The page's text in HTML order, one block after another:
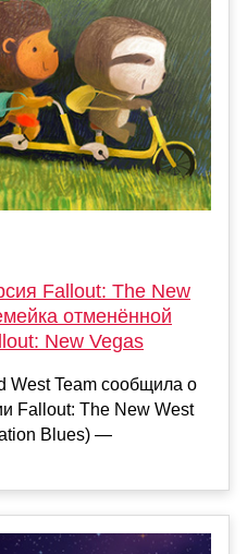
Fallout: The New
отменённой
New Vegas
West Team сообщила о
Fallout: The New West
Blues) —